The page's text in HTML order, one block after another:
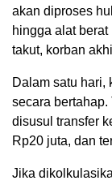
akan diproses
hingga alat
takut, korban
Dalam satu hari,
secara bertahap.
disusul transfer
Rp20 juta, dan
Jika